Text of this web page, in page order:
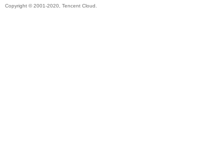
Copyright © 2001-2020, Tencent Cloud.